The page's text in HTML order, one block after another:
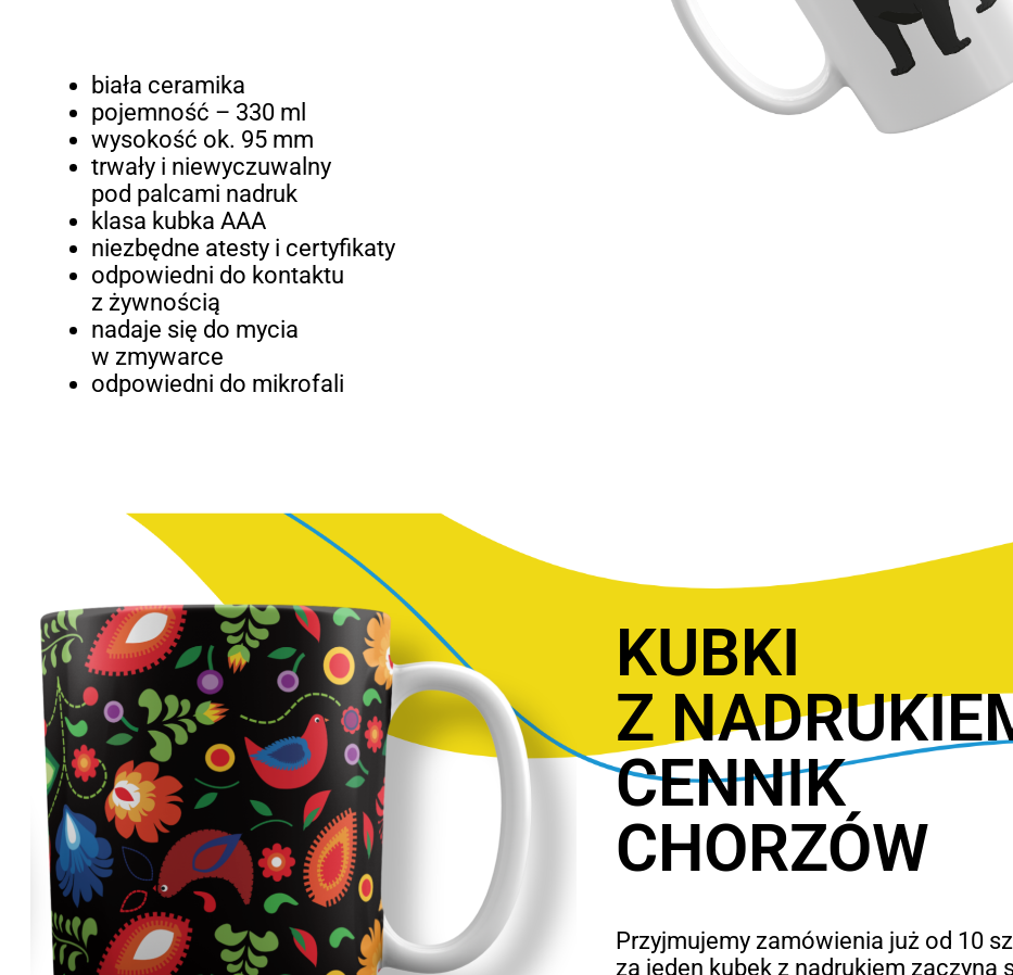
biała ceramika
pojemność – 330 ml
wysokość ok. 95 mm
trwały i niewyczuwalny
pod palcami nadruk
klasa kubka AAA
niezbędne atesty i certyfikaty
odpowiedni do kontaktu
z żywnością
nadaje się do mycia
w zmywarce
odpowiedni do mikrofali
KUBKI
Z
CENNIK
CHORZÓW
Przyjmujemy zamówienia już od 10
za jeden kubek z nadrukiem zaczyna